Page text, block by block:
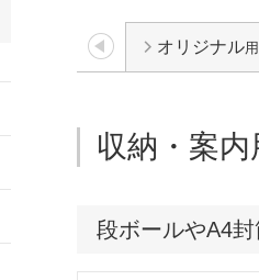
オリジナル用
収納・案内
段ボールやA4